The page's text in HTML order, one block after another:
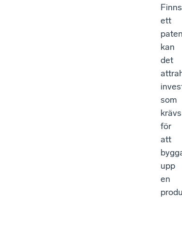
Finns
ett
kan
det
som
krävs
för
att
upp
en